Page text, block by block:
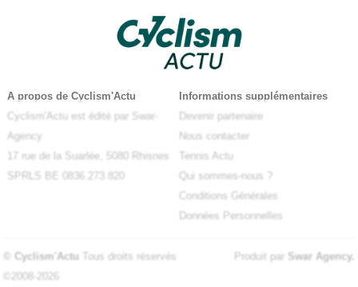
A propos de Cyclism'Actu
Cyclism'Actu est édité par Swar-
Agency
17 rue de la Suarlée, 5080 Rhisnes
SPRLS BE 0836.273.820
Informations supplémentaires
Devenir partenaire
Nous contacter
Tennis Actu
Qui sommes-nous ?
Conditions Générales
Données Personnelles
© Cyclism'Actu Tous droits réservés
©2008-2026
Produit par Swar Agency.